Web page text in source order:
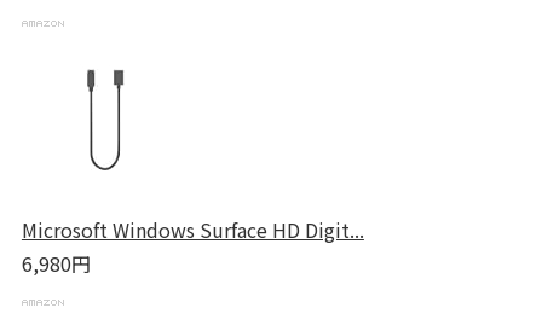
Microsoft Windows Surface HD Digit...
6,980円